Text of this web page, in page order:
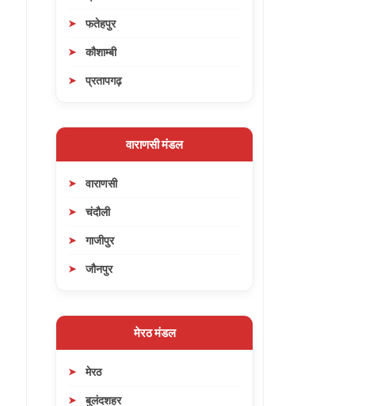
फतेहपुर
कौशाम्बी
प्रतापगढ़
वाराणसी मंडल
वाराणसी
चंदौली
गाजीपुर
जौनपुर
मेरठ मंडल
मेरठ
बुलंदशहर